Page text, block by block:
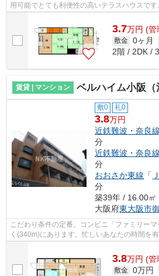
用可能でとても利便性の高いテラスハウスです
大阪市または近鉄難波・奈良線石切付近...
3.7万円 (管
敷金 0ヶ月
2階 / 2DK /
賃貸 | マンション ベルハイム小阪（
敷0 礼0
3.8万円
近鉄難波・奈良線
分
近鉄難波・奈良線
分
おおさか東線 「
分
築39年 / 16.00㎡
大阪府東大阪市
こだわり条件の定番。コンビニ「ファミリー
く(340m)にあります。忙しいあなたの時間を
3.8万円 (管
敷金 0万円